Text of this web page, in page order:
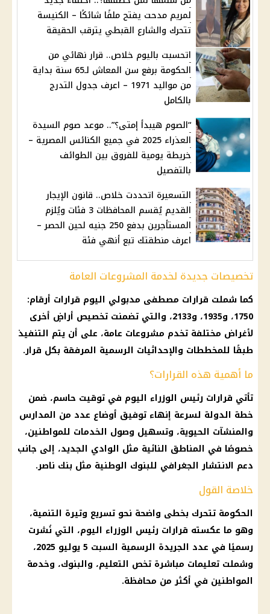
لمريم مدحت يفتح ملفًا شائكًا – الكنيسة
تتحرك والشارع القبطي يترقب الحقيقة
اتحسبت باليوم خلاص.. قرار نهائي من
الحكومة برفع سن المعاش لـ65 سنة بداية
من مواليد 1971 – اعرف جدول التدرج
بالكامل
“الصوم هيبدأ إمتى؟”.. موعد صوم السيدة
العذراء 2025 في جميع الكنائس المصرية –
خريطة يومية للفروق بين الطوائف
بالتفصيل
التسعيرة اتحددت خلاص.. قانون الإيجار
القديم يُقسم المحافظات 3 فئات ويُلزم
المستأجرين بدفع 250 جنيه لحين الحصر –
اعرف منطقتك تبع أنهي فئة
تخصيصات جديدة لخدمة المشروعات العامة
كما شملت قرارات مصطفى مدبولي اليوم قرارات أرقام:
1750، و1935، و2133، والتي تضمنت تخصيص أراضٍ أخرى
لأغراض مختلفة تخدم مشروعات عامة، على أن يتم التنفيذ
طبقًا للمخططات والإحداثيات الرسمية المرفقة بكل قرار.
ما أهمية هذه القرارات؟
تأتي قرارات رئيس الوزراء اليوم في توقيت حاسم، ضمن
خطة الدولة لسرعة إنهاء توفيق أوضاع عدد من المدارس
والمنشآت الحيوية، وتسهيل وصول الخدمات للمواطنين،
خصوصًا في المناطق النائية مثل الوادي الجديد، إلى جانب
دعم الانتشار الجغرافي للبنوك الوطنية مثل بنك ناصر.
خلاصة القول
الحكومة تتحرك بخطى واضحة نحو تسريع وتيرة التنمية،
وهو ما عكسته قرارات رئيس الوزراء اليوم، التي نُشرت
رسميًا في عدد الجريدة الرسمية
السبت 5 يوليو 2025،
وشملت تعليمات مباشرة تخص التعليم، والبنوك، وخدمة
المواطنين في أكثر من محافظة.